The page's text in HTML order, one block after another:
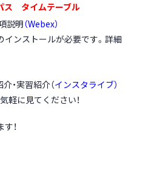
ス タイムテーブル
説明（Webex）
ールが必要です。詳細
実習紹介（インスタライブ）
見てください！
！